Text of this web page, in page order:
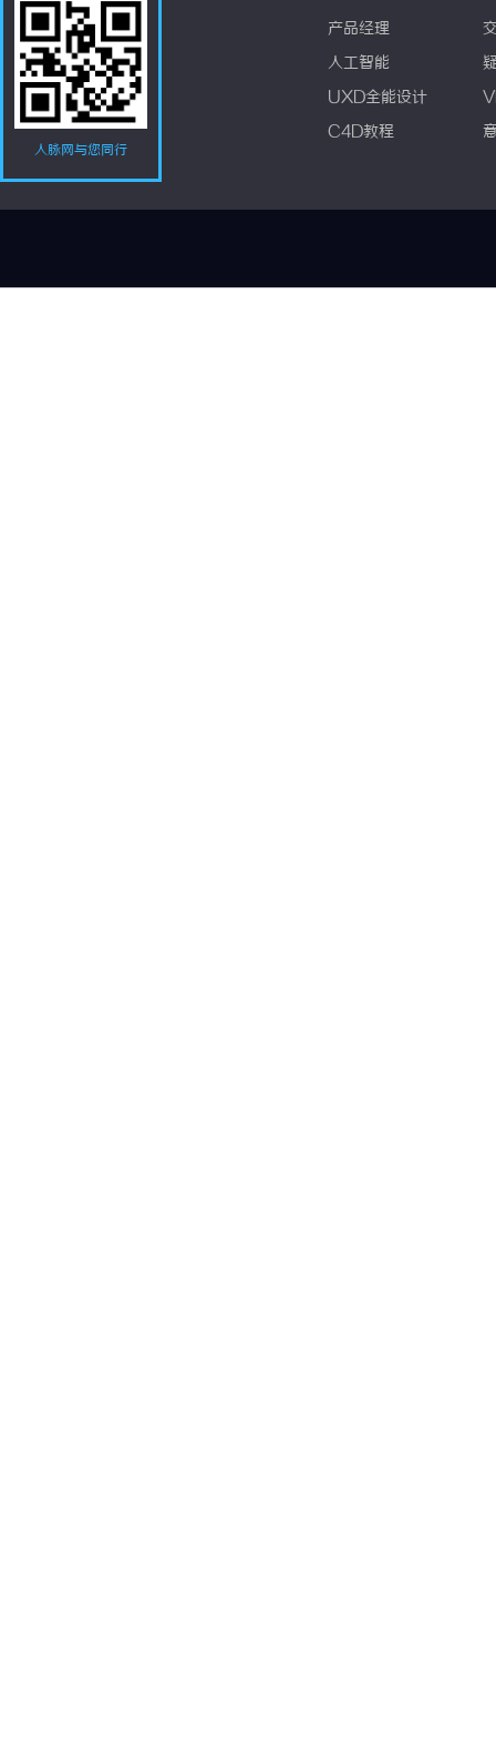
人脉网与您同行
产品经理
人工智能
UXD全能设计
C4D教程